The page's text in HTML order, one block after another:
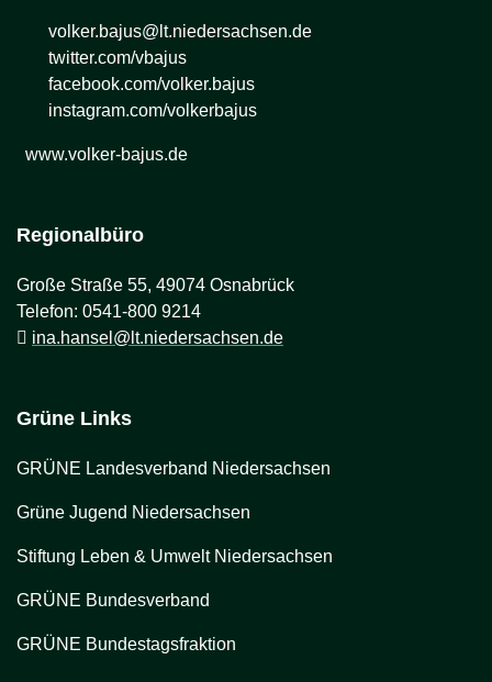
volker.bajus@lt.niedersachsen.de
twitter.com/vbajus
facebook.com/volker.bajus
instagram.com/volkerbajus
www.volker-bajus.de
Regionalbüro
Große Straße 55, 49074 Osnabrück
Telefon: 0541-800 9214
ina.hansel@lt.niedersachsen.de
Grüne Links
GRÜNE Landesverband Niedersachsen
Grüne Jugend Niedersachsen
Stiftung Leben & Umwelt Niedersachsen
GRÜNE Bundesverband
GRÜNE Bundestagsfraktion